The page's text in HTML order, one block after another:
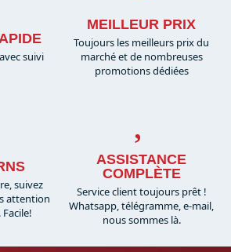
suivi
MEILLEUR PRIX
Toujours les meilleurs prix du
marché et de nombreuses
promotions dédiées
suivez
attention
ASSISTANCE
COMPLÈTE
Service client toujours prêt !
Whatsapp, télégramme, e-mail,
nous sommes là.​